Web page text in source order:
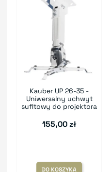
Kauber UP 26-35 -
Uniwersalny uchwyt
sufitowy do projektora
155,00 zł
DO KOSZYKA